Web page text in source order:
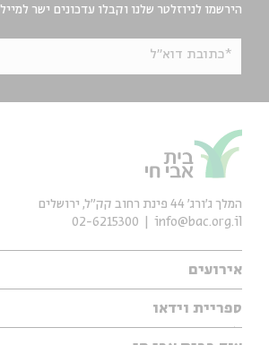
הירשמו לניוזלטר שלנו וקבלו עדכונים ישר למייל
*כתובת דוא"ל
אירועים
עיון
אנגלית
ספריית וידאו
ילדים
המלך ג'ורג' 44 פינת רחוב קק״ל, ירושלים
info@bac.org.il
02-6215300